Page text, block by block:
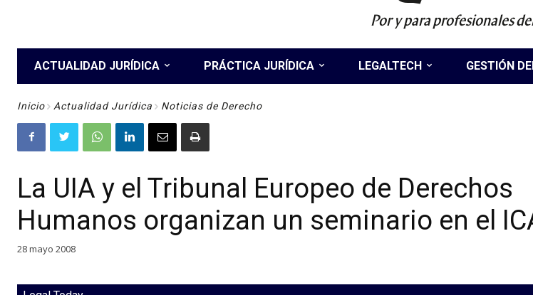
Por y para profesionales
ACTUALIDAD JURÍDICA PRÁCTICA JURÍDICA LEGALTECH GESTIÓN
Inicio Actualidad Jurídica Noticias de Derecho
La UIA y el Tribunal Europeo de Derechos
Humanos organizan un seminario en el
28 mayo 2008